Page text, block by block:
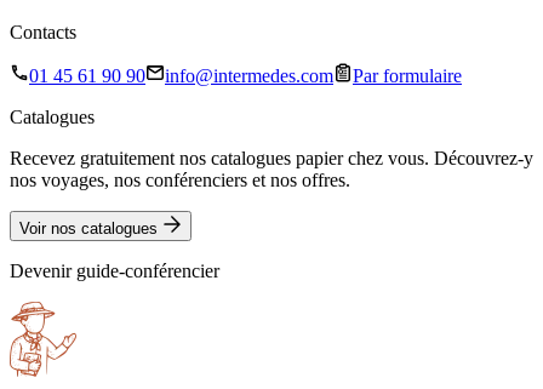
Contacts
01 45 61 90 90 info@intermedes.com
Par formulaire
Catalogues
Recevez gratuitement nos catalogues papier chez vous. Découvrez-y
nos voyages, nos conférenciers et nos offres.
Voir nos catalogues
Devenir guide-conférencier